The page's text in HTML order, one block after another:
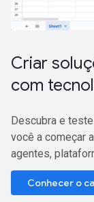
Criar
com
Descubra e
você a começar
agentes,
Conhecer o